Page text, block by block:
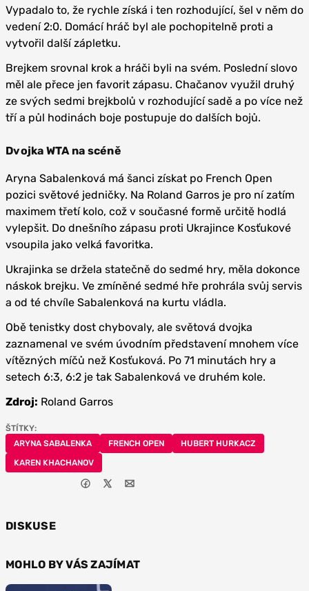
Vypadalo to, že rychle získá i ten rozhodující, šel v něm do
vedení 2:0. Domácí hráč byl ale pochopitelně proti a
vytvořil další zápletku.
Brejkem srovnal krok a hráči byli na svém. Poslední slovo
měl ale přece jen favorit zápasu. Chačanov využil druhý
ze svých sedmi brejkbolů v rozhodující sadě a po více než
tří a půl hodinách boje postupuje do dalších bojů.
Dvojka WTA na scéně
Aryna Sabalenková má šanci získat po French Open
pozici světové jedničky. Na Roland Garros je pro ní zatím
maximem třetí kolo, což v současné formě určitě hodlá
vylepšit. Do dnešního zápasu proti Ukrajince Kosťukové
vsoupila jako velká favoritka.
Ukrajinka se držela statečně do sedmé hry, měla dokonce
náskok brejku. Ve zmíněné sedmé hře prohrála svůj servis
a od té chvíle Sabalenková na kurtu vládla.
Obě tenistky dost chybovaly, ale světová dvojka
zaznamenal ve svém úvodním představení mnohem více
vítězných míčů než Kosťuková. Po 71 minutách hry a
setech 6:3, 6:2 je tak Sabalenková ve druhém kole.
Zdroj: Roland Garros
ŠTÍTKY:
ARYNA SABALENKA
FRENCH OPEN
HUBERT HURKACZ
KAREN KHACHANOV
DISKUSE
MOHLO BY VÁS ZAJÍMAT